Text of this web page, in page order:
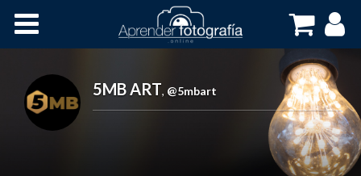
Cursos OnLine
5MB ART, @5mbart